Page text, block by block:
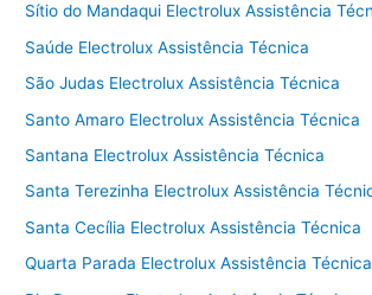
Sítio do Mandaqui Electrolux Assistência
Saúde Electrolux Assistência Técnica
São Judas Electrolux Assistência Técnica
Santo Amaro Electrolux Assistência Técnica
Santana Electrolux Assistência Técnica
Santa Terezinha Electrolux Assistência
Santa Cecília Electrolux Assistência Técnica
Quarta Parada Electrolux Assistência Técnica